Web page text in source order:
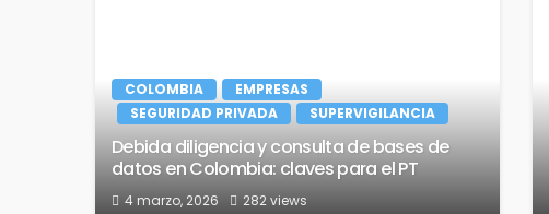
COLOMBIA
EMPRESAS
SEGURIDAD PRIVADA
SUPERVIGILANCIA
Debida diligencia y consulta de bases de
datos en Colombia: claves para el PT
4 marzo, 2026 282 views